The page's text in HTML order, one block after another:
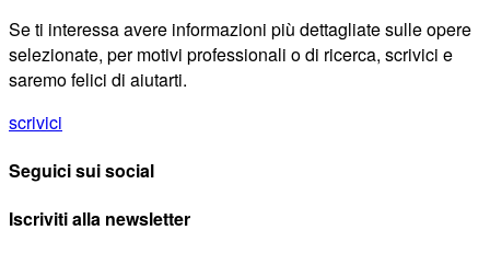
Se ti interessa avere informazioni più dettagliate sulle opere
selezionate, per motivi professionali o di ricerca, scrivici e
saremo felici di aiutarti.
scrivici
Seguici sui social
Iscriviti alla newsletter